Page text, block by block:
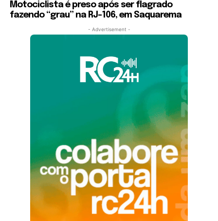
Motociclista é preso após ser flagrado
fazendo “grau” na RJ-106, em Saquarema
- Advertisement -